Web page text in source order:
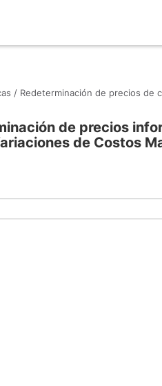
/ Redeterminación de precios de
de precios
de Costos